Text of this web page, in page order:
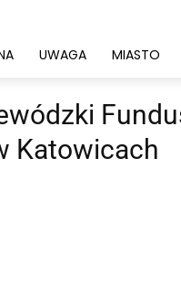
UWAGA MIASTO
Katowicach